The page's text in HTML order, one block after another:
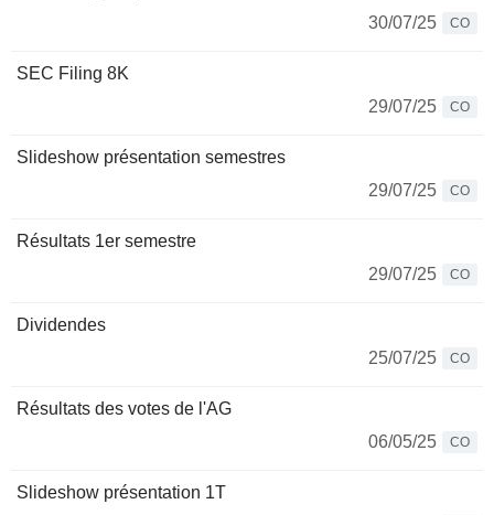
30/07/25
CO
SEC Filing 8K
29/07/25
CO
Slideshow présentation semestres
29/07/25
CO
Résultats 1er semestre
29/07/25
CO
Dividendes
25/07/25
CO
Résultats des votes de l'AG
06/05/25
CO
Slideshow présentation 1T